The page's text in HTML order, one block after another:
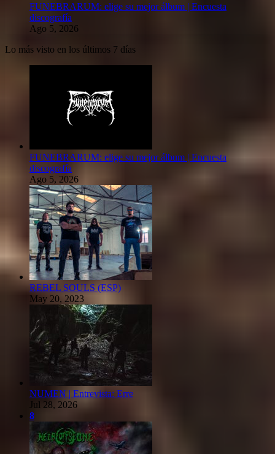
FUNEBRARUM: elige su mejor álbum | Encuesta
discografía
Ago 5, 2026
Lo más visto en los últimos 7 días
FUNEBRARUM: elige su mejor álbum | Encuesta
discografía
Ago 5, 2026
REBEL SOULS (ESP)
May 20, 2023
NUMEN | Entrevista: Erre
Jul 28, 2026
8